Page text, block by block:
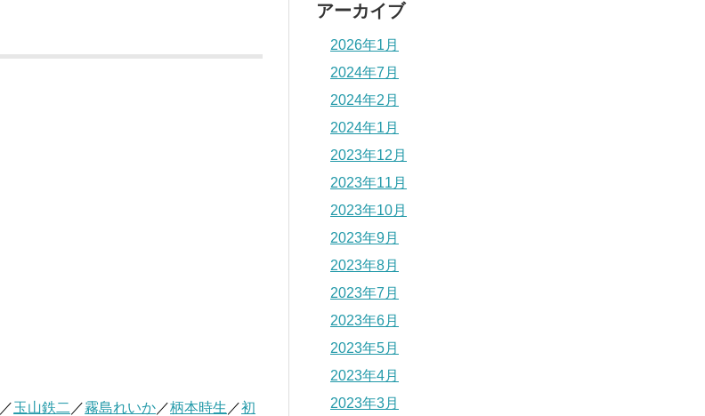
／玉山鉄二 ／霧島れいか／柄本時生 ／初
アーカイブ
2026年1月
2024年7月
2024年2月
2024年1月
2023年12月
2023年11月
2023年10月
2023年9月
2023年8月
2023年7月
2023年6月
2023年5月
2023年4月
2023年3月